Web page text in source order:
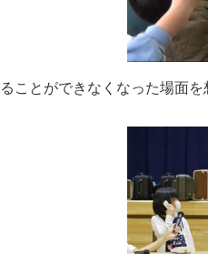
ことができなくなった場面